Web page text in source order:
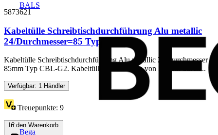
BALS
Bega
5873621
Kabeltülle Schreibtischdurchführung Alu metallic
24/Durchmesser=85 Typ:...
Kabeltülle Schreibtischdurchführung Alu metallic 24/Durchmesser
85mm Typ CBL-G2. Kabeltülle zur Führung von Kabeln durch...
Verfügbar: 1 Händler
Treuepunkte: 9
In den Warenkorb